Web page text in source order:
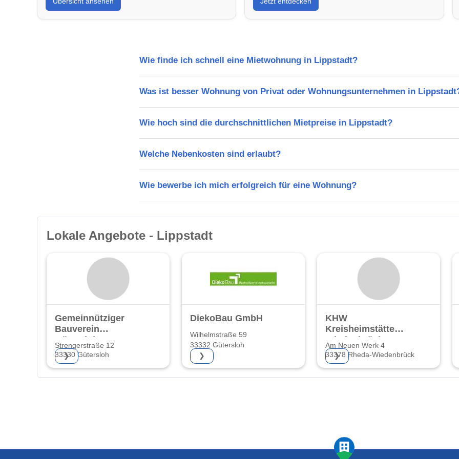
Wie finde ich schnell eine Mietwohnung in Lippstadt?
Was ist besser Wohnung von Privat oder Wohnungsunternehmen in
Wie hoch sind die durchschnittlichen Mietpreise in Lippstadt?
Welche Nebenkosten sind erlaubt?
Wie bewerbe ich mich erfolgreich für eine Wohnung?
Lokale Angebote - Lippstadt
Gemeinnütziger
Bauverein
Gütersloh eG
Strengerstraße 12
33330 Gütersloh
❯
DiekoBau GmbH
Wilhelmstraße 59
33332 Gütersloh
❯
KHW
Kreisheimstätte
Wiedenbrück
GmbH
Am Neuen Werk 4
33378 Rheda-Wiedenbrück
❯